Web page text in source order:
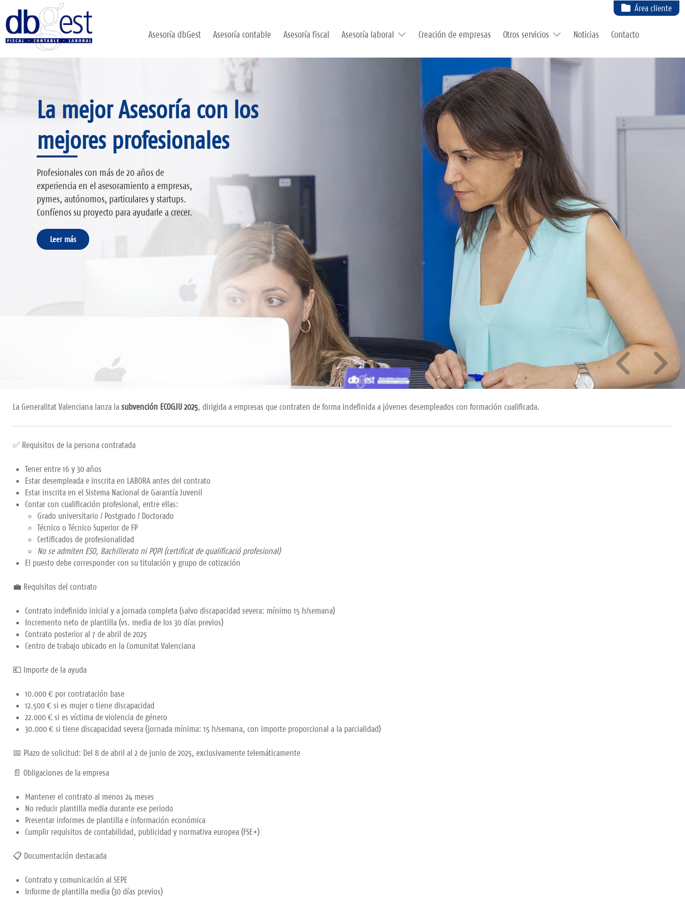
Área cliente
Asesoría dbGest Asesoría contable Asesoría fiscal Asesoría laboral Creación de empresas Otros servicios Noticias Contacto
Asesoría Fiscal,
Contable, Laboral y
Legal
Confíe en asesoría dbGest y encárguese sólo de
gestionar su negocio, nosotros nos encargamos
del resto.
Asesoría Integral a Empresas
cliente para ofrecer un asesoramiento
personalizado, proactivo e integral
adelantándonos a sus necesidades.
Leer más
La mejor Asesoría con los
mejores profesionales
Profesionales con más de 20 años de
experiencia en el asesoramiento a empresas,
pymes, autónomos, particulares y startups.
Confíenos su proyecto para ayudarle a crecer.
Leer más
La Generalitat Valenciana lanza la subvención ECOGJU 2025, dirigida a empresas que contraten de forma indefinida a jóvenes desempleados con formación cualificada.
✅ Requisitos de la persona contratada
Tener entre 16 y 30 años
Estar desempleada e inscrita en LABORA antes del contrato
Estar inscrita en el Sistema Nacional de Garantía Juvenil
Contar con cualificación profesional, entre ellas:
Grado universitario / Postgrado / Doctorado
Técnico o Técnico Superior de FP
Certificados de profesionalidad
No se admiten ESO, Bachillerato ni PQPI (certificat de qualificació profesional)
El puesto debe corresponder con su titulación y grupo de cotización
💼 Requisitos del contrato
Contrato indefinido inicial y a jornada completa (salvo discapacidad severa: mínimo 15 h/semana)
Incremento neto de plantilla (vs. media de los 30 días previos)
Contrato posterior al 7 de abril de 2025
Centro de trabajo ubicado en la Comunitat Valenciana
💶 Importe de la ayuda
10.000 € por contratación base
12.500 € si es mujer o tiene discapacidad
22.000 € si es víctima de violencia de género
30.000 € si tiene discapacidad severa (jornada mínima: 15 h/semana, con importe proporcional a la parcialidad)
📅 Plazo de solicitud: Del 8 de abril al 2 de junio de 2025, exclusivamente telemáticamente
📄 Obligaciones de la empresa
Mantener el contrato al menos 24 meses
No reducir plantilla media durante ese periodo
Presentar informes de plantilla e información económica
Cumplir requisitos de contabilidad, publicidad y normativa europea (FSE+)
📋 Documentación destacada
Contrato y comunicación al SEPE
Informe de plantilla media (30 días previos)